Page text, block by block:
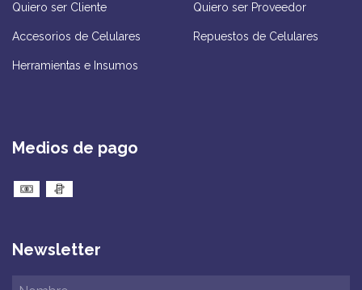
Quiero ser Cliente Quiero ser Proveedor
Accesorios de Celulares Repuestos de Celulares
Herramientas e Insumos
Medios de pago
Newsletter